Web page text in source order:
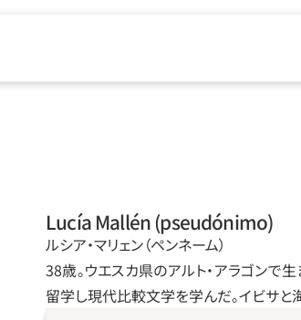
Lucía Mallén (pseudónimo)
ルシア‧マリェン（ペンネーム）
38歳。ウエスカ県のアルト‧アラゴンで
留学し現代比較文学を学んだ。イビサと